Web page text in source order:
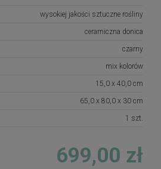
stołu, konsoli lub
się zarówno w
świeżość, elegancję
wysokiej jakości sztuczne rośliny
ceramiczna donica
czarny
mix kolorów
15,0 x 40,0 cm
65,0 x 80,0 x 30 cm
1 szt.
699,00 zł